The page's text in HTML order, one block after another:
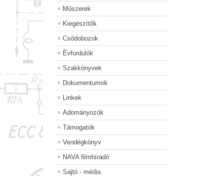
Műszerek
Kiegészítők
Csődobozok
Évfordulók
Szakkönyvek
Dokumentumok
Linkek
Adományozók
Támogatók
Vendégkönyv
NAVA filmhíradó
Sajtó - média